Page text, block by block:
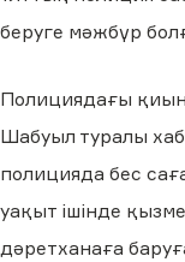
беруге мәжбүр
Полициядағы
Шабуыл туралы
полицияда бес
уақыт ішінде
дәретханаға